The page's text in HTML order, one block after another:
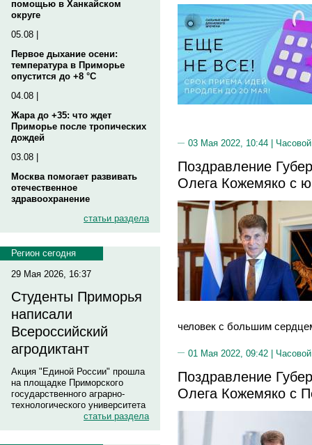
помощью в Ханкайском
округе
05.08 |
Первое дыхание осени:
температура в Приморье
опустится до +8 °C
04.08 |
Жара до +35: что ждет
Приморье после тропических
дождей
03.08 |
Москва помогает развивать
отечественное
здравоохранение
статьи раздела
Регион сегодня
29 Мая 2026, 16:37
Студенты Приморья
написали
Всероссийский
агродиктант
Акция "Единой России" прошла
на площадке Приморского
государственного аграрно-
технологического университета
статьи раздела
03 Мая 2022, 10:44 |
Поздравление
Олега Кожемяко с
человек с большим
01 Мая 2022, 09:42 |
Поздравление
Олега Кожемяко с